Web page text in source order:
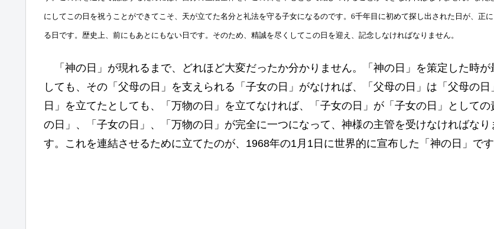
にしてこの日を祝うことができてこそ、天が立てた名分と礼法を守る子女になるのです。 6千年目に初めて探し出された日が、正
る日です。歴史上、前にもあとにもない日です。そのため、精誠を尽くしてこの日を迎え、記念しなければなりません。
「神の日」が現れるまで、どれほど大変だったか分かりません。「神の日」を策定した時
しても、その「父母の日」を支えられる「子女の日」がなければ、「父母の日」は「父母の
日」を立てたとしても、「万物の日」を立てなければ、「子女の日」が「子女の日」として
の日」、「子女の日」、「万物の日」が完全に一つになって、神様の主管を受けなければな
す。これを連結させるために立てたのが、1968年の1月1日に世界的に宣布した「神の日」で